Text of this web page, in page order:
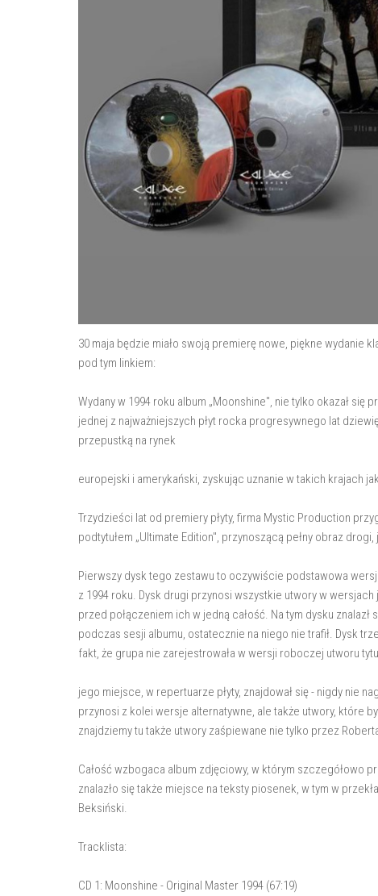
30 maja będzie miało swoją premierę nowe, piękne wydanie
pod tym linkiem:
Wydany w 1994 roku album „Moonshine", nie tylko okazał
jednej z najważniejszych płyt rocka progresywnego lat
przepustką na rynek
europejski i amerykański, zyskując uznanie w takich krajach
Trzydzieści lat od premiery płyty, firma Mystic Production
podtytułem „Ultimate Edition", przynoszącą pełny obraz
Pierwszy dysk tego zestawu to oczywiście podstawowa
z 1994 roku. Dysk drugi przynosi wszystkie utwory w
przed połączeniem ich w jedną całość. Na tym dysku
podczas sesji albumu, ostatecznie na niego nie trafił. Dysk
fakt, że grupa nie zarejestrowała w wersji roboczej utworu
jego miejsce, w repertuarze płyty, znajdował się - nigdy nie
przynosi z kolei wersje alternatywne, ale także utwory, które
znajdziemy tu także utwory zaśpiewane nie tylko przez
Całość wzbogaca album zdjęciowy, w którym szczegółowo
znalazło się także miejsce na teksty piosenek, w tym w
Beksiński.
Tracklista:
CD 1: Moonshine - Original Master 1994 (67:19)